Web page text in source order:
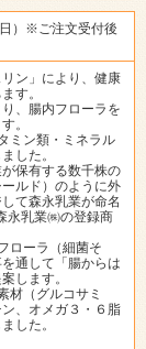
）※ご注文受付後
ン」により、健康
す。
、腸内フローラを
。
ミン類・ミネラル
した。
保有する数千株の
ルド）のように外
て森永乳業が命名
永乳業㈱の登録商
ローラ（細菌そ
通して「腸からは
します。
材（グルコサミ
、オメガ３・６脂
した。